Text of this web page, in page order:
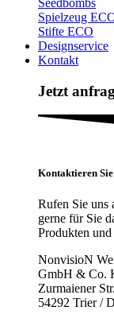
Seedbombs
Spielzeug
Stifte ECO
Designservice
Kontakt
Jetzt
Kontaktieren Sie
Rufen Sie uns
gerne für Sie
Produkten
NonvisioN
GmbH & Co.
Zurmaiener
54292 Trier /